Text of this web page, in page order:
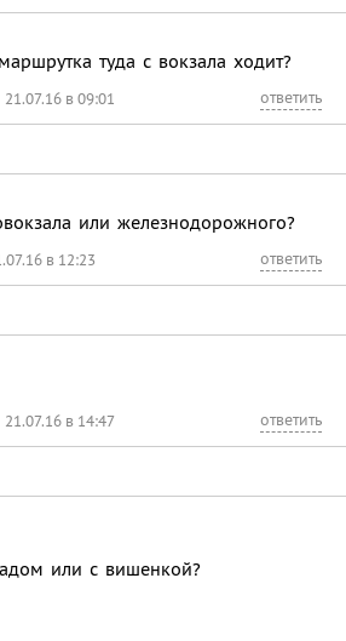
туда с вокзала ходит?
21.07.16 в 09:01 ответить
или железнодорожного?
в 12:23 ответить
21.07.16 в 14:47 ответить
или с вишенкой?